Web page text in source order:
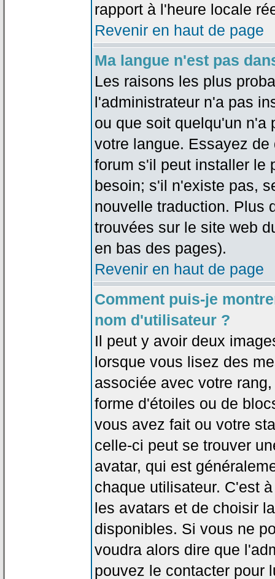
rapport à l'heure locale
Revenir en haut de page
Ma langue n'est pas
Les raisons les plus
l'administrateur n'a pas
ou que soit quelqu'un n'a
votre langue. Essayez
forum s'il peut installer le
besoin; s'il n'existe pas,
nouvelle traduction. Plus
trouvées sur le site web
en bas des pages).
Revenir en haut de page
Comment puis-je
nom d'utilisateur ?
Il peut y avoir deux
lorsque vous lisez des
associée avec votre
forme d'étoiles ou de
vous avez fait ou votre
celle-ci peut se trouver
avatar, qui est
chaque utilisateur. C'est
les avatars et de choisir
disponibles. Si vous ne
voudra alors dire que
pouvez le contacter pour